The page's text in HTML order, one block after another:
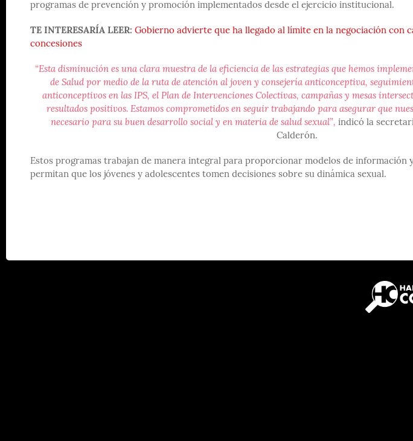
programas de prevención y promoción implementados desde el ejercicio institucional.
TE INTERESARÍA LEER: Gobierno advierte que ha llegado al límite en la negociación con
concesiones
“Esta disminución es una clara muestra de la eficiencia de las estrategias que hemos
de Salud por medio de la ruta de atención al joven y consejería anticonceptiva,
anticonceptivos en las IPS, el Plan de Intervenciones Colectivas, campañas y mesas
resultados positivos. Estamos comprometidos en seguir trabajando para asegurar que
necesario para su buen desarrollo social y en materia de salud sexual”, indicó la
Calderón.
Estos programas trabajan de manera integral para proporcionar modelos de información
permitan que los jóvenes y adolescentes tomen decisiones sobre su dinámica sexual.